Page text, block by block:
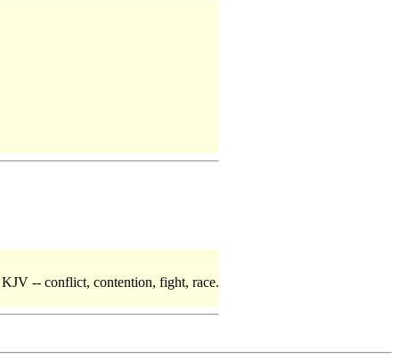
-- conflict, contention, fight, race.